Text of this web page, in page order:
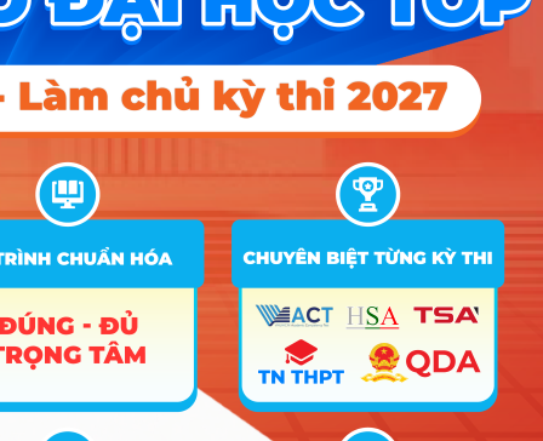
➜Trắc nghiệm MBTI
➜Đề án tuyển sinh
➜Tra cứu tổ hợp môn
➜Xếp hạng điểm thi